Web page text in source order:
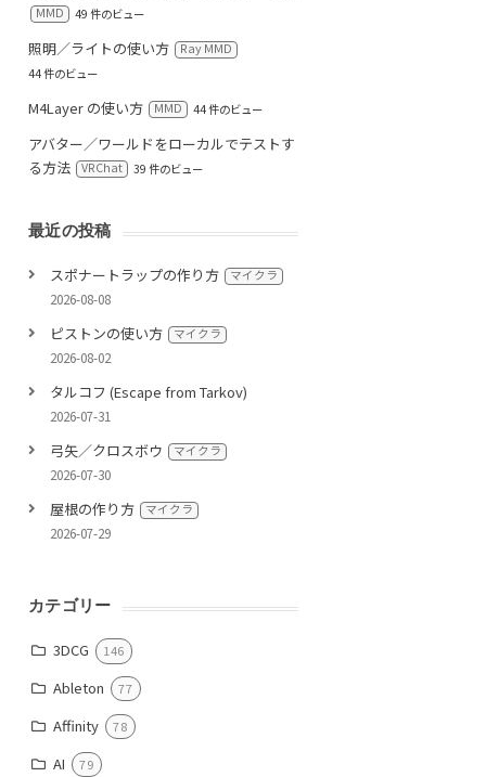
MMD 49 件のビュー
照明／ライトの使い方
Ray MMD
44 件のビュー
M4Layer の使い方 MMD 44 件のビュー
アバター／ワールドをローカルでテストす
る方法
VRChat 39 件のビュー
最近の投稿
スポナートラップの作り方 マイクラ
2026-08-08
ピストンの使い方 マイクラ
2026-08-02
タルコフ (Escape from Tarkov)
2026-07-31
弓矢／クロスボウ マイクラ
2026-07-30
屋根の作り方 マイクラ
2026-07-29
カテゴリー
3DCG 146
Ableton 77
Affinity 78
AI 79